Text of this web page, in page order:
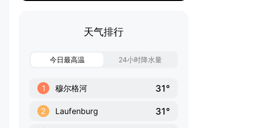
天气排行
今日最高温 24小时降水量
1 穆尔格河 31°
2 Laufenburg 31°